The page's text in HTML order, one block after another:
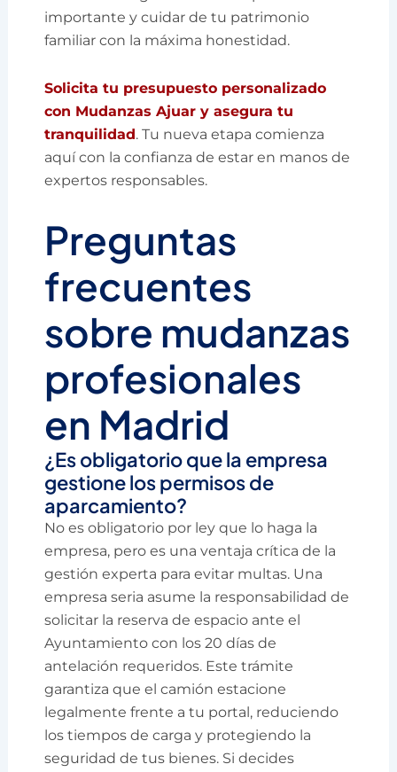
importante y cuidar de tu patrimonio
familiar con la máxima honestidad.
Solicita tu presupuesto personalizado
con Mudanzas Ajuar y asegura tu
tranquilidad. Tu nueva etapa comienza
aquí con la confianza de estar en manos de
expertos responsables.
Preguntas
frecuentes
sobre mudanzas
profesionales
en Madrid
¿Es obligatorio que la empresa
gestione los permisos de
aparcamiento?
No es obligatorio por ley que lo haga la
empresa, pero es una ventaja crítica de la
gestión experta para evitar multas. Una
empresa seria asume la responsabilidad de
solicitar la reserva de espacio ante el
Ayuntamiento con los 20 días de
antelación requeridos. Este trámite
garantiza que el camión estacione
legalmente frente a tu portal, reduciendo
los tiempos de carga y protegiendo la
seguridad de tus bienes. Si decides